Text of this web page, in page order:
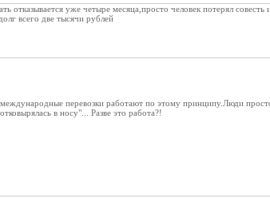
отказывается уже четыре месяца,просто человек потерял совесть
всего две тысячи рублей
перевозки работают по этому принципу.Люди
в носу"... Разве это работа?!